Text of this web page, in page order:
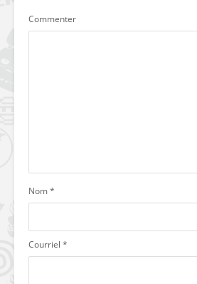
Commenter
Nom*
Courriel *